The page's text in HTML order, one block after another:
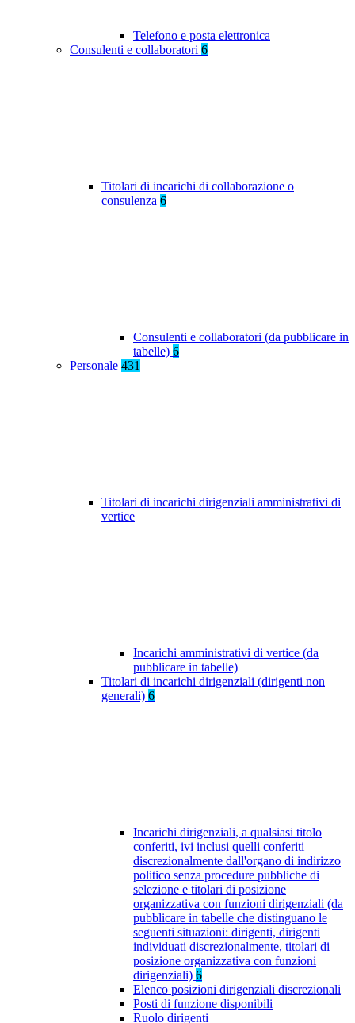
Telefono e posta elettronica
Consulenti e collaboratori 6
Titolari di incarichi di collaborazione o
consulenza 6
Consulenti e collaboratori (da pubblicare in
tabelle) 6
Personale 431
Titolari di incarichi dirigenziali amministrativi di
vertice
Incarichi amministrativi di vertice (da
pubblicare in tabelle)
Titolari di incarichi dirigenziali (dirigenti non
generali) 6
Incarichi dirigenziali, a qualsiasi titolo
conferiti, ivi inclusi quelli conferiti
discrezionalmente dall'organo di indirizzo
politico senza procedure pubbliche di
selezione e titolari di posizione
organizzativa con funzioni dirigenziali (da
pubblicare in tabelle che distinguano le
seguenti situazioni: dirigenti, dirigenti
individuati discrezionalmente, titolari di
posizione organizzativa con funzioni
dirigenziali) 6
Elenco posizioni dirigenziali discrezionali
Posti di funzione disponibili
Ruolo dirigenti